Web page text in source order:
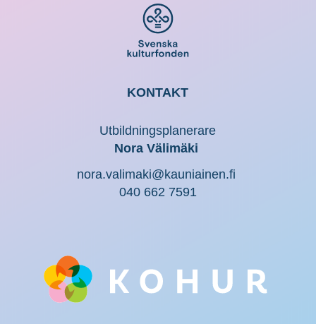
KONTAKT
Utbildningsplanerare
Nora Välimäki
nora.valimaki@kauniainen.fi
040 662 7591